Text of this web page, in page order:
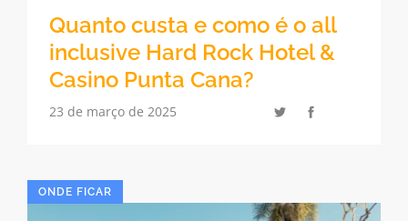
Quanto custa e como é o all
inclusive Hard Rock Hotel &
Casino Punta Cana?
23 de março de 2025
ONDE FICAR